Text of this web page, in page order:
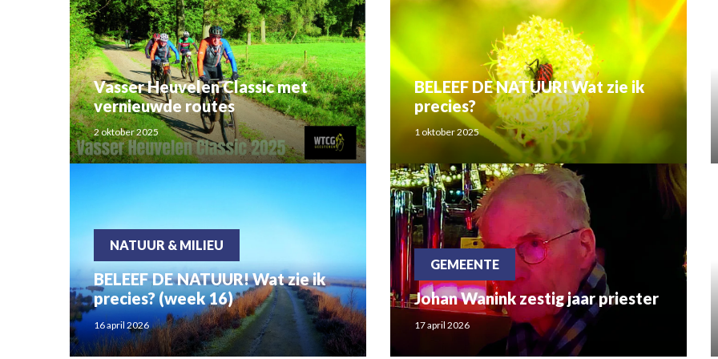
Vasser Heuvelen Classic met
vernieuwde routes
2 oktober 2025
BELEEF DE NATUUR! Wat zie ik
precies?
1 oktober 2025
NATUUR & MILIEU
BELEEF DE NATUUR! Wat zie ik
precies? (week 16)
16 april 2026
GEMEENTE
Johan Wanink zestig jaar priester
17 april 2026